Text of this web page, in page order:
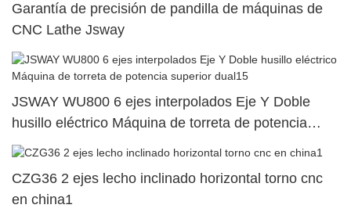
Garantía de precisión de pandilla de máquinas de
CNC Lathe Jsway
JSWAY WU800 6 ejes interpolados Eje Y Doble
husillo eléctrico Máquina de torreta de potencia
superior dual15
CZG36 2 ejes lecho inclinado horizontal torno cnc
en china1